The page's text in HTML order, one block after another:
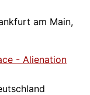
am Main,
- Alienation